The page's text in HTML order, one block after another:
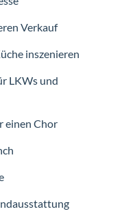
Verkauf
inszenieren
LKWs und
einen Chor